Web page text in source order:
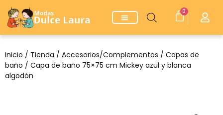
0
Inicio / Tienda / Accesorios/Complementos / Capas de
baño / Capa de baño 75×75 cm Mickey azul y blanca
algodón